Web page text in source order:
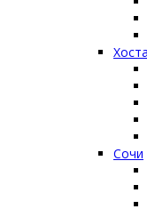
Хоста
Сочи